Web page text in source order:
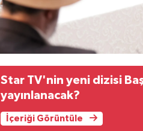
Star TV'nin yeni dizisi
yayınlanacak?
İçeriği Görüntüle